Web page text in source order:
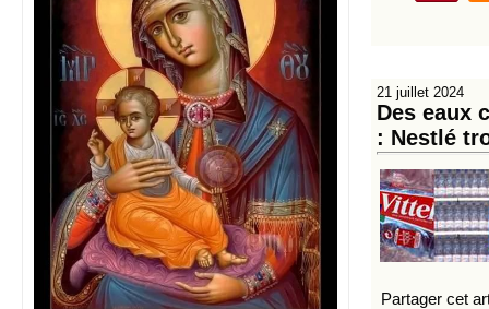
21 juillet 2024
Des eaux
: Nestlé
Partager cet